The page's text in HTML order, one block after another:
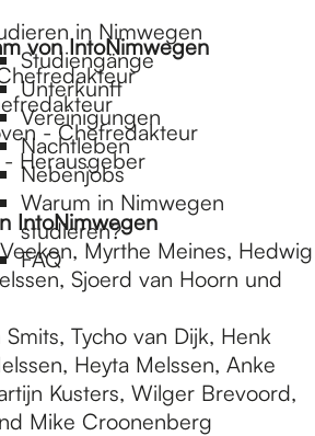
in Nimwegen
Studiengänge
Unterkunft
Vereinigungen
Nachtleben
Nebenjobs
Warum in Nimwegen
studieren?
FAQ
von IntoNimwegen
- Chefredakteur
Herausgeber
IntoNimwegen
Myrthe Meines, Hedwig
Sjoerd van Hoorn und
Tycho van Dijk, Henk
Heyta Melssen, Anke
Kusters, Wilger Brevoord,
Mike Croonenberg